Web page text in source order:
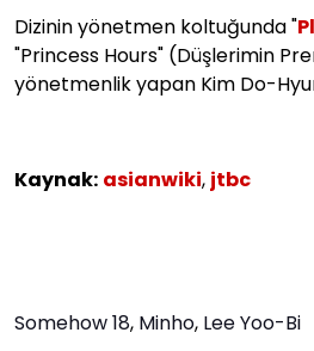
Dizinin yönetmen koltuğunda "
"Princess Hours" (Düşlerimin
yönetmenlik yapan Kim Do-
Kaynak: asianwiki, jtbc
Somehow 18, Minho, Lee Yoo-Bi